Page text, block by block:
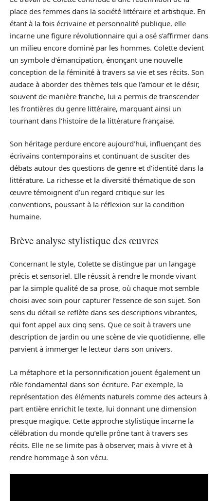
place des femmes dans la société littéraire et artistique. En
étant à la fois écrivaine et personnalité publique, elle
incarne une figure révolutionnaire qui a osé s’affirmer dans
un milieu encore dominé par les hommes. Colette devient
un symbole d’émancipation, énonçant une nouvelle
conception de la féminité à travers sa vie et ses récits. Son
audace à aborder des thèmes tels que l’amour et le désir,
souvent de manière franche, lui a permis de transcender
les frontières du genre littéraire, marquant ainsi un
tournant dans l’histoire de la littérature française.
Son héritage perdure encore aujourd’hui, influençant des
écrivains contemporains et continuant de susciter des
débats autour des questions de genre et d’identité dans la
littérature. La richesse et la diversité thématique de son
œuvre témoignent d’un regard critique sur les
conventions, poussant à la réflexion sur la condition
humaine.
Brève analyse stylistique des œuvres
Concernant le style, Colette se distingue par un langage
précis et sensoriel. Elle réussit à rendre le monde vivant
par la simple qualité de sa prose, où chaque mot semble
choisi avec soin pour capturer l’essence de son sujet. Son
sens du détail se reflète dans ses descriptions vibrantes,
qui font appel aux cinq sens. Que ce soit à travers une
description de jardin ou une scène de vie quotidienne, elle
parvient à immerger le lecteur dans son univers.
La métaphore et la personnification jouent également un
rôle fondamental dans son écriture. Par exemple, la
représentation des éléments naturels comme des acteurs à
part entière enrichit le texte, lui donnant une dimension
presque magique. Cette approche stylistique incarne la
célébration du monde qu’elle prône tant à travers ses
récits. Elle ne se limite pas à observer, mais à vivre et à
rendre hommage à son vécu.